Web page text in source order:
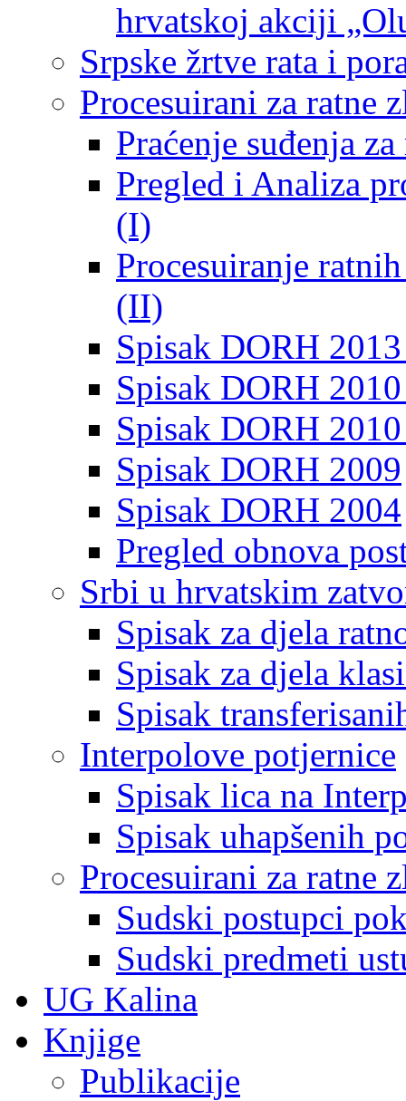
hrvatskoj akciji
Srpske žrtve rata i
Procesuirani za ratne
Praćenje suđenja
Pregled i Analiza
(I)
Procesuiranje
(II)
Spisak DORH
Spisak DORH
Spisak DORH
Spisak DORH 2009
Spisak DORH 2004
Pregled obnova
Srbi u hrvatskim
Spisak za djela
Spisak za djela
Spisak
Interpolove potjernice
Spisak lica na
Spisak uhapšenih
Procesuirani za ratne
Sudski postupci
Sudski predmeti
UG Kalina
Knjige
Publikacije